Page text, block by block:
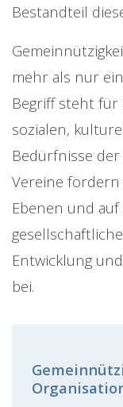
Bestandteil
mehr als nur
Begriff steht für
sozialen,
Bedürfnisse
Vereine
Ebenen und
Entwicklung
bei.